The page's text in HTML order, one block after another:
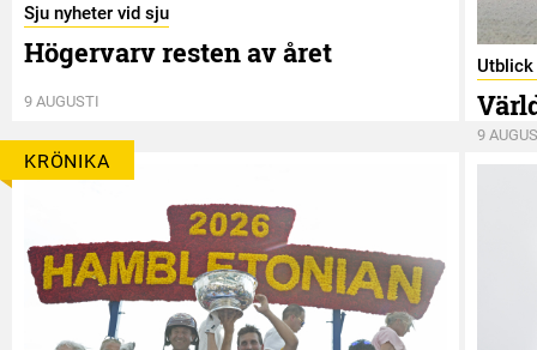
Sju nyheter vid sju
Högervarv resten av året
9 AUGUSTI
Utblick
9
KRÖNIKA